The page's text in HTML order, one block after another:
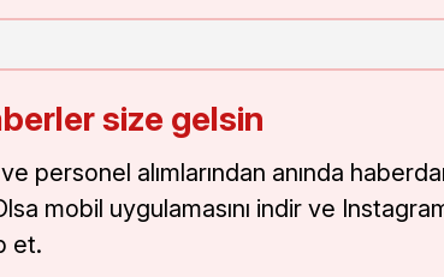
size gelsin
personel alımlarından anında
mobil uygulamasını indir ve
et.